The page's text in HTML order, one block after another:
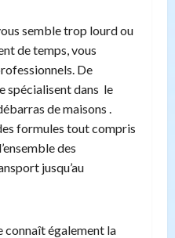
semble trop lourd ou
de temps, vous
De
spécialisent dans le
de maisons .
formules tout compris
des
jusqu’au
connaît également la